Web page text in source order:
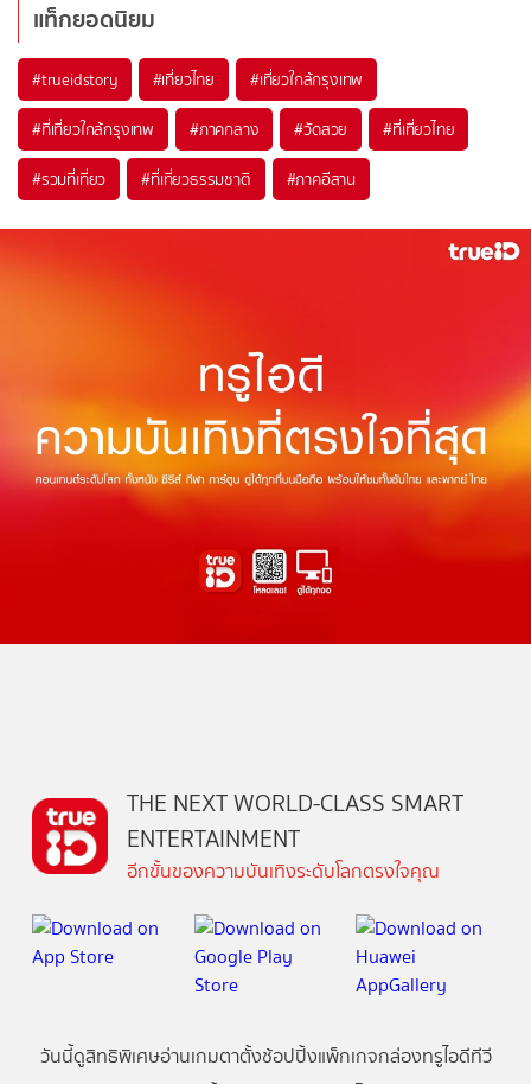
แท็กยอดนิยม
#trueidstory #เที่ยวไทย #เที่ยวใกล้กรุงเทพ
#ที่เที่ยวใกล้กรุงเทพ #ภาคกลาง #วัดสวย #ที่เที่ยวไทย
#รวมที่เที่ยว #ที่เที่ยวธรรมชาติ #ภาคอีสาน
THE NEXT WORLD-CLASS SMART
ENTERTAINMENT
อีกขั้นของความบันเทิงระดับโลกตรงใจคุณ
วันนี้ดูสิทธิพิเศษอ่านเกมตาตั้งช้อปปิ้งแพ็กเกจกล่องทรูไอดีทีวี